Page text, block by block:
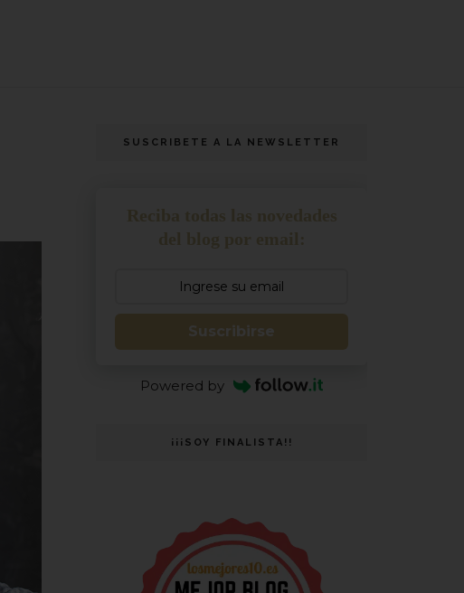
SUSCRIBETE A LA NEWSLETTER
Suscribirse
Powered by
¡¡¡SOY FINALISTA!!